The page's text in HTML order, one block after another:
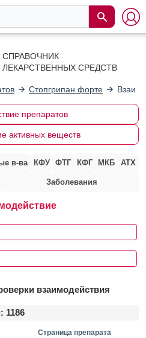
СПРАВОЧНИК
ЛЕКАРСТВЕННЫХ СРЕДСТВ
Стопгрипан форте
препаратов
активных веществ
в-ва КФУ ФТГ КФГ МКБ АТХ
Заболевания
взаимодействия
1186
Страница препарата